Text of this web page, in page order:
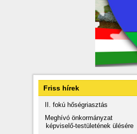
Friss hírek
II. fokú hőségriasztás
Meghívó önkormányzat
képviselő-testületének ülésére